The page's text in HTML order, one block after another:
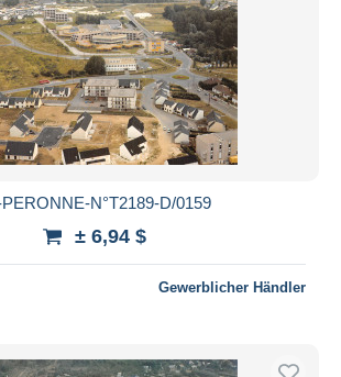
N°T2189-D/0159
± 6,94 $
Gewerblicher Händler